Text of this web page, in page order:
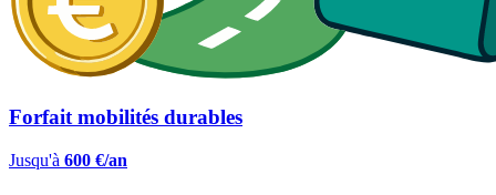
Forfait mobilités durables
Jusqu'à 600 €/an